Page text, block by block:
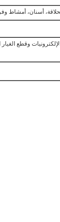
أسنان، أمشاط
وقطع